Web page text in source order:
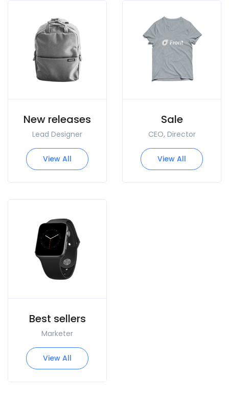
New releases
Lead Designer
View All
Sale
CEO, Director
View All
Best sellers
Marketer
View All